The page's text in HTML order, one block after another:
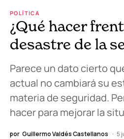
POLÍTICA
¿Qué hacer
desastre de la
Parece un dato cierto
actual no cambiará su
materia de seguridad.
hacer para mejorar la
por Guillermo Valdés Castellanos 5